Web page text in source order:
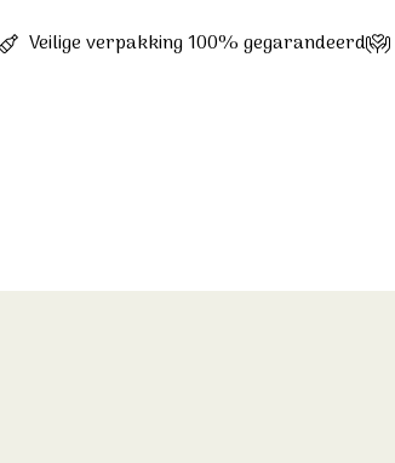
Veilige verpakking 100% gegarandeerd